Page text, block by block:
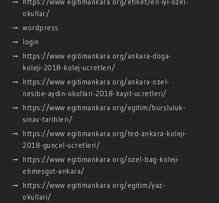
okullar/
wordpress
login
https://www egitimankara org/ankara-doga-
koleji-2018-kolej-ucretleri/
https://www egitimankara org/ankara-ozel-
nesibe-aydin-okullari-2018-kayit-ucretleri/
https://www egitimankara org/egitim/bursluluk-
sinav-tarihleri/
https://www egitimankara org/ted-ankara-koleji-
2018-guncel-ucretleri/
https://www egitimankara org/ozel-bag-koleji-
etimesgut-ankara/
https://www egitimankara org/egitim/yaz-
okullari/